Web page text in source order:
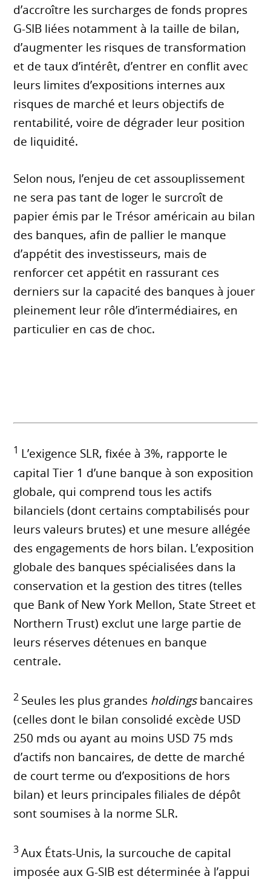
d’accroître les surcharges de fonds propres
G-SIB liées notamment à la taille de bilan,
d’augmenter les risques de transformation
et de taux d’intérêt, d’entrer en conflit avec
leurs limites d’expositions internes aux
risques de marché et leurs objectifs de
rentabilité, voire de dégrader leur position
de liquidité.
Selon nous, l’enjeu de cet assouplissement
ne sera pas tant de loger le surcroît de
papier émis par le Trésor américain au bilan
des banques, afin de pallier le manque
d’appétit des investisseurs, mais de
renforcer cet appétit en rassurant ces
derniers sur la capacité des banques à jouer
pleinement leur rôle d’intermédiaires, en
particulier en cas de choc.
1 L’exigence SLR, fixée à 3%, rapporte le
capital Tier 1 d’une banque à son exposition
globale, qui comprend tous les actifs
bilanciels (dont certains comptabilisés pour
leurs valeurs brutes) et une mesure allégée
des engagements de hors bilan. L’exposition
globale des banques spécialisées dans la
conservation et la gestion des titres (telles
que Bank of New York Mellon, State Street et
Northern Trust) exclut une large partie de
leurs réserves détenues en banque
centrale.
2 Seules les plus grandes holdingsbancaires
(celles dont le bilan consolidé excède USD
250 mds ou ayant au moins USD 75 mds
d’actifs non bancaires, de dette de marché
de court terme ou d’expositions de hors
bilan) et leurs principales filiales de dépôt
sont soumises à la norme SLR.
3 Aux États-Unis, la surcouche de capital
imposée aux G-SIB est déterminée à l’appui